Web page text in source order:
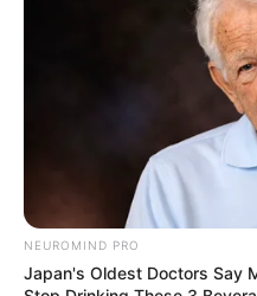
Pronostic
8 MORPHEWAN
2 LORCAN
15 LONDON ROYAL
NEUROMIND PRO
Japan's Oldest Doctors Say